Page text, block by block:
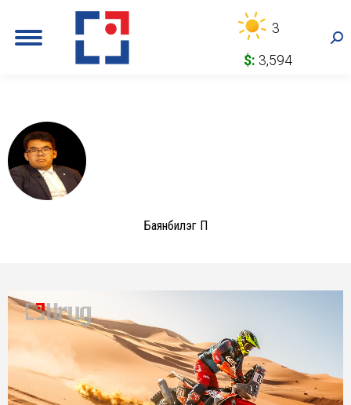
3
$: 3,594
Баянбилэг П